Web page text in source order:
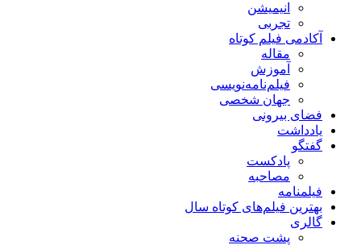
انیمیشن
تجربی
آکادمی فیلم کوتاه
مقاله
آموزش
فیلم‌نامه‌نویسی
جهان شخصی
فضای بیرونی
یادداشت
گفتگو
پادکست
مصاحبه
فیلمنامه
بهترین فیلم‌های کوتاه سال
گالری
پشت صحنه